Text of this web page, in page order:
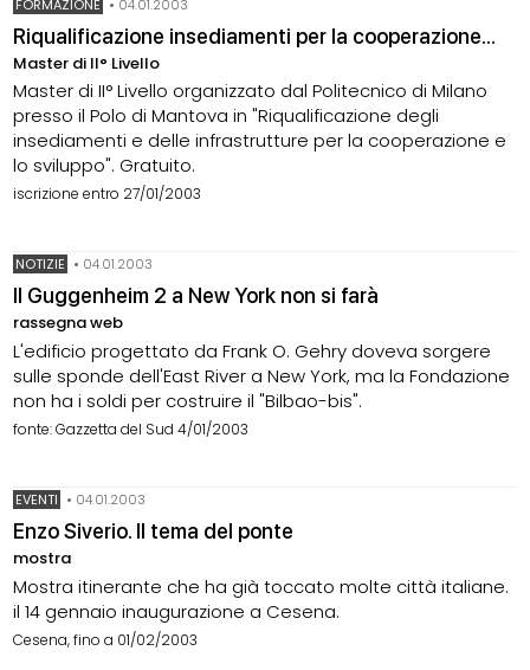
FORMAZIONE • 04.01.2003
Riqualificazione insediamenti per la cooperazione...
Master di II° Livello
Master di II° Livello organizzato dal Politecnico di Milano
presso il Polo di Mantova in "Riqualificazione degli
insediamenti e delle infrastrutture per la cooperazione e
lo sviluppo". Gratuito.
iscrizione entro 27/01/2003
NOTIZIE • 04.01.2003
Il Guggenheim 2 a New York non si farà
rassegna web
L'edificio progettato da Frank O. Gehry doveva sorgere
sulle sponde dell'East River a New York, ma la Fondazione
non ha i soldi per costruire il "Bilbao-bis".
fonte: Gazzetta del Sud 4/01/2003
EVENTI • 04.01.2003
Enzo Siverio. Il tema del ponte
mostra
Mostra itinerante che ha già toccato molte città italiane.
il 14 gennaio inaugurazione a Cesena.
Cesena, fino a 01/02/2003